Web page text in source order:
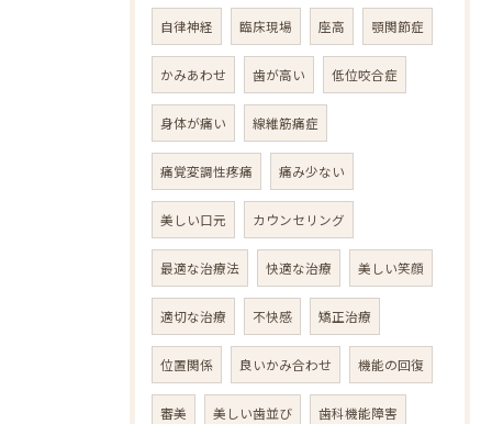
自律神経 臨床現場 座高 顎関節症
かみあわせ 歯が高い 低位咬合症
身体が痛い 線維筋痛症
痛覚変調性疼痛 痛み少ない
美しい口元 カウンセリング
最適な治療法 快適な治療 美しい笑顔
適切な治療 不快感 矯正治療
位置関係 良いかみ合わせ 機能の回復
審美 美しい歯並び 歯科機能障害